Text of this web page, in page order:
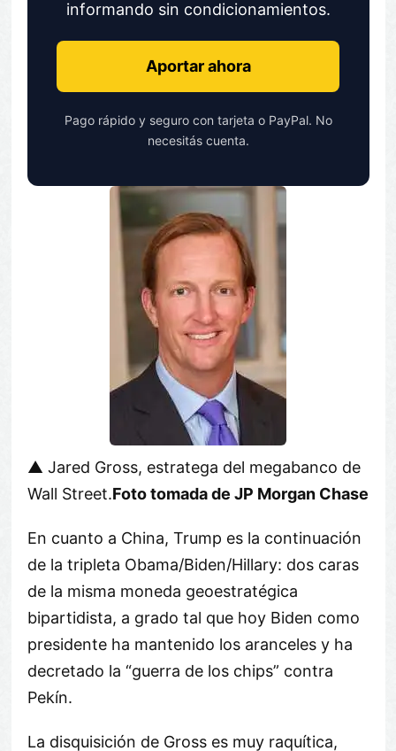
informando sin condicionamientos.
Aportar ahora
Pago rápido y seguro con tarjeta o PayPal. No
necesitás cuenta.
▲ Jared Gross, estratega del megabanco de
Wall Street.Foto tomada de JP Morgan Chase
En cuanto a China, Trump es la continuación
de la tripleta Obama/Biden/Hillary: dos caras
de la misma moneda geoestratégica
bipartidista, a grado tal que hoy Biden como
presidente ha mantenido los aranceles y ha
decretado la guerra de los chips
contra
Pekín.
La disquisición de Gross es muy raquítica,